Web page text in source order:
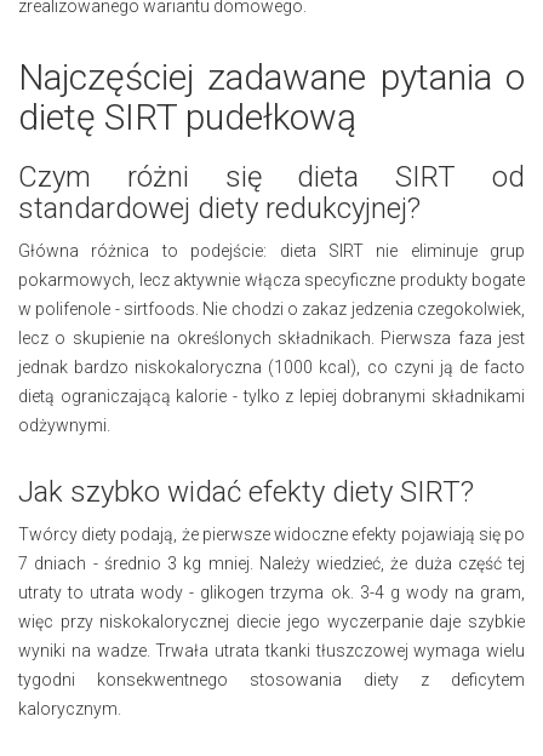
zrealizowanego wariantu domowego.
Najczęściej zadawane pytania o
dietę SIRT pudełkową
Czym różni się dieta SIRT od
standardowej diety redukcyjnej?
Główna różnica to podejście: dieta SIRT nie eliminuje grup
pokarmowych, lecz aktywnie włącza specyficzne produkty bogate
w polifenole - sirtfoods. Nie chodzi o zakaz jedzenia czegokolwiek,
lecz o skupienie na określonych składnikach. Pierwsza faza jest
jednak bardzo niskokaloryczna (1000 kcal), co czyni ją de facto
dietą ograniczającą kalorie - tylko z lepiej dobranymi składnikami
odżywnymi.
Jak szybko widać efekty diety SIRT?
Twórcy diety podają, że pierwsze widoczne efekty pojawiają się po
7 dniach - średnio 3 kg mniej. Należy wiedzieć, że duża część tej
utraty to utrata wody - glikogen trzyma ok. 3-4 g wody na gram,
więc przy niskokalorycznej diecie jego wyczerpanie daje szybkie
wyniki na wadze. Trwała utrata tkanki tłuszczowej wymaga wielu
tygodni konsekwentnego stosowania diety z deficytem
kalorycznym.